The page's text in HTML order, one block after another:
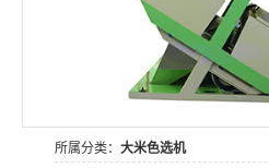
所属分类： 大米色选机